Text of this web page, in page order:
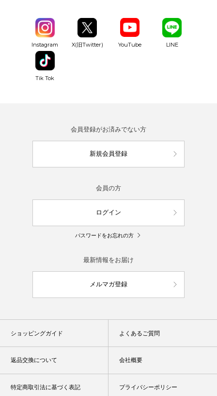
Instagram X(旧Twitter) YouTube LINE
Tik Tok
会員登録がお済みでない方
新規会員登録
会員の方
ログイン
パスワードをお忘れの方
最新情報をお届け
メルマガ登録
ショッピングガイド よくあるご質問
返品交換について 会社概要
特定商取引法に基づく表記 プライバシーポリシー